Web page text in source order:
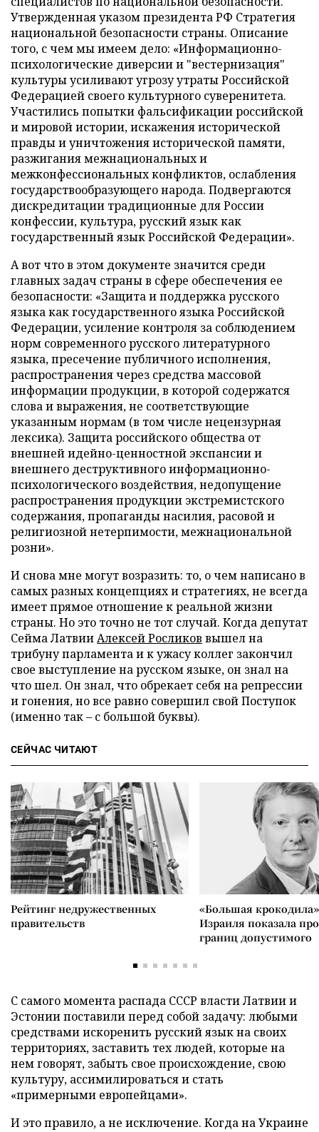
Утвержденная указом президента РФ Стратегия
национальной безопасности страны. Описание
того, с чем мы имеем дело: «Информационно-
психологические диверсии и "вестернизация"
культуры усиливают угрозу утраты Российской
Федерацией своего культурного суверенитета.
Участились попытки фальсификации российской
и мировой истории, искажения исторической
правды и уничтожения исторической памяти,
разжигания межнациональных и
межконфессиональных конфликтов, ослабления
государствообразующего народа. Подвергаются
дискредитации традиционные для России
конфессии, культура, русский язык как
государственный язык Российской Федерации».
А вот что в этом документе значится среди
главных задач страны в сфере обеспечения ее
безопасности: «Защита и поддержка русского
языка как государственного языка Российской
Федерации, усиление контроля за соблюдением
норм современного русского литературного
языка, пресечение публичного исполнения,
распространения через средства массовой
информации продукции, в которой содержатся
слова и выражения, не соответствующие
указанным нормам (в том числе нецензурная
лексика). Защита российского общества от
внешней идейно-ценностной экспансии и
внешнего деструктивного информационно-
психологического воздействия, недопущение
распространения продукции экстремистского
содержания, пропаганды насилия, расовой и
религиозной нетерпимости, межнациональной
розни».
И снова мне могут возразить: то, о чем написано в
самых разных концепциях и стратегиях, не всегда
имеет прямое отношение к реальной жизни
страны. Но это точно не тот случай. Когда депутат
Сейма ЛатвииАлексей Росликов вышел на
трибуну парламента и к ужасу коллег закончил
свое выступление на русском языке, он знал на
что шел. Он знал, что обрекает себя на репрессии
и гонения, но все равно совершил свой Поступок
(именно так – с большой буквы).
СЕЙЧАС ЧИТАЮТ
Рейтинг недружественных
правительств
«Большая
Израиля показала
границ допустимого
С самого момента распада СССР власти Латвии и
Эстонии поставили перед собой задачу: любыми
средствами искоренить русский язык на своих
территориях, заставить тех людей, которые на
нем говорят, забыть свое происхождение, свою
культуру, ассимилироваться и стать
«примерными европейцами».
И это правило, а не исключение. Когда на Украине